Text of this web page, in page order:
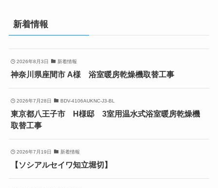
新着情報
2026年8月3日 新着情報
神奈川県座間市 A様 浴室暖房乾燥機取替工事
2026年7月28日 BDV-4106AUKNC-J3-BL
東京都八王子市 H様邸 3室用温水式浴室暖房乾燥機
取替工事
2026年7月19日 新着情報
【ソシアルセイワ知立堀切】